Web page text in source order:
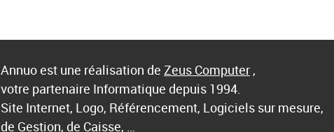
Annuo est une réalisation de Zeus Computer ,
votre partenaire Informatique depuis 1994.
Site Internet, Logo, Référencement, Logiciels sur mesure,
de Gestion, de Caisse, …